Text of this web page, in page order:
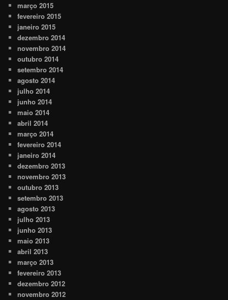
março 2015
fevereiro 2015
janeiro 2015
dezembro 2014
novembro 2014
outubro 2014
setembro 2014
agosto 2014
julho 2014
junho 2014
maio 2014
abril 2014
março 2014
fevereiro 2014
janeiro 2014
dezembro 2013
novembro 2013
outubro 2013
setembro 2013
agosto 2013
julho 2013
junho 2013
maio 2013
abril 2013
março 2013
fevereiro 2013
dezembro 2012
novembro 2012